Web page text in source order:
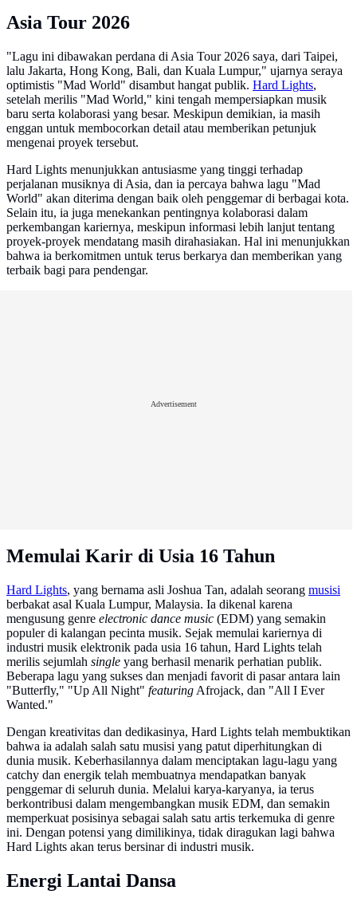
Asia Tour 2026
"Lagu ini dibawakan perdana di Asia Tour 2026 saya, dari Taipei,
lalu Jakarta, Hong Kong, Bali, dan Kuala Lumpur," ujarnya seraya
optimistis "Mad World" disambut hangat publik. Hard Lights,
setelah merilis "Mad World," kini tengah mempersiapkan musik
baru serta kolaborasi yang besar. Meskipun demikian, ia masih
enggan untuk membocorkan detail atau memberikan petunjuk
mengenai proyek tersebut.
Hard Lights menunjukkan antusiasme yang tinggi terhadap
perjalanan musiknya di Asia, dan ia percaya bahwa lagu "Mad
World" akan diterima dengan baik oleh penggemar di berbagai kota.
Selain itu, ia juga menekankan pentingnya kolaborasi dalam
perkembangan kariernya, meskipun informasi lebih lanjut tentang
proyek-proyek mendatang masih dirahasiakan. Hal ini menunjukkan
bahwa ia berkomitmen untuk terus berkarya dan memberikan yang
terbaik bagi para pendengar.
Advertisement
Memulai Karir di Usia 16 Tahun
Hard Lights, yang bernama asli Joshua Tan, adalah seorang musisi
berbakat asal Kuala Lumpur, Malaysia. Ia dikenal karena
mengusung genre electronic dance music (EDM) yang semakin
populer di kalangan pecinta musik. Sejak memulai kariernya di
industri musik elektronik pada usia 16 tahun, Hard Lights telah
merilis sejumlah single yang berhasil menarik perhatian publik.
Beberapa lagu yang sukses dan menjadi favorit di pasar antara lain
"Butterfly," "Up All Night" featuring Afrojack, dan "All I Ever
Wanted."
Dengan kreativitas dan dedikasinya, Hard Lights telah membuktikan
bahwa ia adalah salah satu musisi yang patut diperhitungkan di
dunia musik. Keberhasilannya dalam menciptakan lagu-lagu yang
catchy dan energik telah membuatnya mendapatkan banyak
penggemar di seluruh dunia. Melalui karya-karyanya, ia terus
berkontribusi dalam mengembangkan musik EDM, dan semakin
memperkuat posisinya sebagai salah satu artis terkemuka di genre
ini. Dengan potensi yang dimilikinya, tidak diragukan lagi bahwa
Hard Lights akan terus bersinar di industri musik.
Energi Lantai Dansa